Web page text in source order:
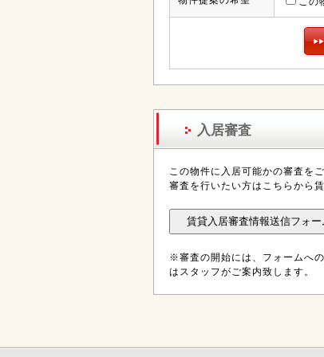
入居審査
この物件に入居可能かの審査を
審査を行いたい方はこちらから
※審査の開始には、フォームへ
はスタッフがご案内致します。